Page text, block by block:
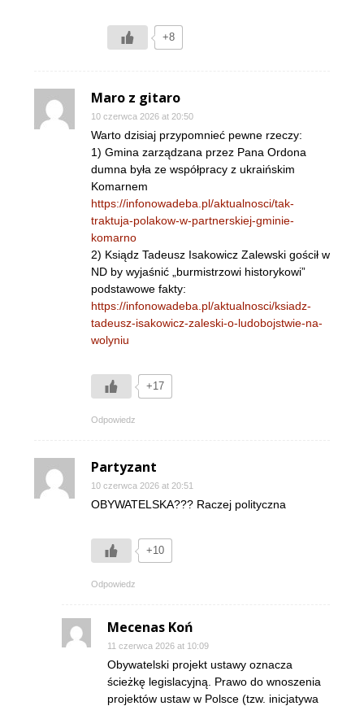
+8
Maro z gitaro
10 czerwca 2026 at 20:50
Warto dzisiaj przypomnieć pewne rzeczy:
1) Gmina zarządzana przez Pana Ordona
dumna była ze współpracy z ukraińskim
Komarnem
https://infonowadeba.pl/aktualnosci/tak-
traktuja-polakow-w-partnerskiej-gminie-
komarno
2) Ksiądz Tadeusz Isakowicz Zalewski gościł w
ND by wyjaśnić „burmistrzowi historykowi”
podstawowe fakty:
https://infonowadeba.pl/aktualnosci/ksiadz-
tadeusz-isakowicz-zaleski-o-ludobojstwie-na-
wolyniu
+17
Odpowiedz
Partyzant
10 czerwca 2026 at 20:51
OBYWATELSKA??? Raczej polityczna
+10
Odpowiedz
Mecenas Koń
11 czerwca 2026 at 10:09
Obywatelski projekt ustawy oznacza
ścieżkę legislacyjną. Prawo do wnoszenia
projektów ustaw w Polsce (tzw. inicjatywa